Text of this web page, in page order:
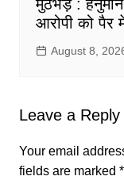
मुठभेड़ :
आरोपी को पैर
August 8,
Leave a Reply
Your email
fields are marked *